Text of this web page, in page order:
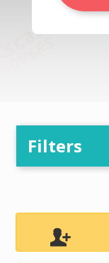
Filters